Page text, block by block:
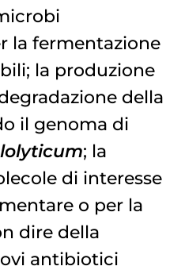
la fermentazione
la produzione
della
il genoma di
; la
di interesse
o per la
dire della
antibiotici